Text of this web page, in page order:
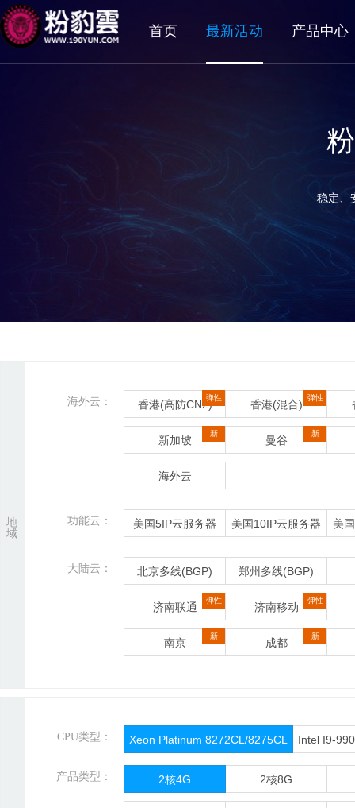
首页 最新活动 产品中心
稳定、
地
域
海外云： 香港(高防CN2)
弹性
香港(混合)
弹性
新加坡
新
曼谷
新
海外云
功能云： 美国5IP云服务器 美国10IP云服务器 美
大陆云： 北京多线(BGP) 郑州多线(BGP)
济南联通
弹性
济南移动
弹性
南京
新
成都
新
CPU类型： Xeon Platinum 8272CL/8275CL Intel I9-
产品类型： 2核4G 2核8G